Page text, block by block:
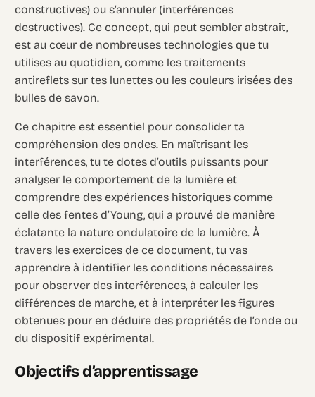
constructives) ou s’annuler (interférences
destructives). Ce concept, qui peut sembler abstrait,
est au cœur de nombreuses technologies que tu
utilises au quotidien, comme les traitements
antireflets sur tes lunettes ou les couleurs irisées des
bulles de savon.
Ce chapitre est essentiel pour consolider ta
compréhension des ondes. En maîtrisant les
interférences, tu te dotes d’outils puissants pour
analyser le comportement de la lumière et
comprendre des expériences historiques comme
celle des fentes d’Young, qui a prouvé de manière
éclatante la nature ondulatoire de la lumière. À
travers les exercices de ce document, tu vas
apprendre à identifier les conditions nécessaires
pour observer des interférences, à calculer les
différences de marche, et à interpréter les figures
obtenues pour en déduire des propriétés de l’onde ou
du dispositif expérimental.
Objectifs d’apprentissage